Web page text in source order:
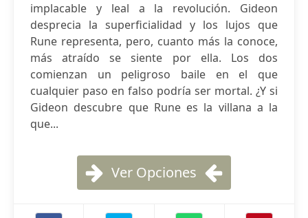
implacable y leal a la revolución. Gideon
desprecia la superficialidad y los lujos que
Rune representa, pero, cuanto más la conoce,
más atraído se siente por ella. Los dos
comienzan un peligroso baile en el que
cualquier paso en falso podría ser mortal. ¿Y si
Gideon descubre que Rune es la villana a la
que...
Ver Opciones